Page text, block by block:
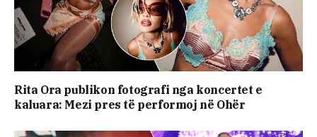
Rita Ora publikon fotografi nga koncertet e
kaluara: Mezi pres të performoj në Ohër